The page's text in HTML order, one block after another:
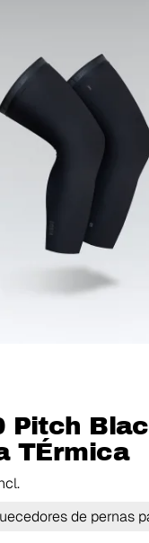
Pitch
TÉrmica
de pernas